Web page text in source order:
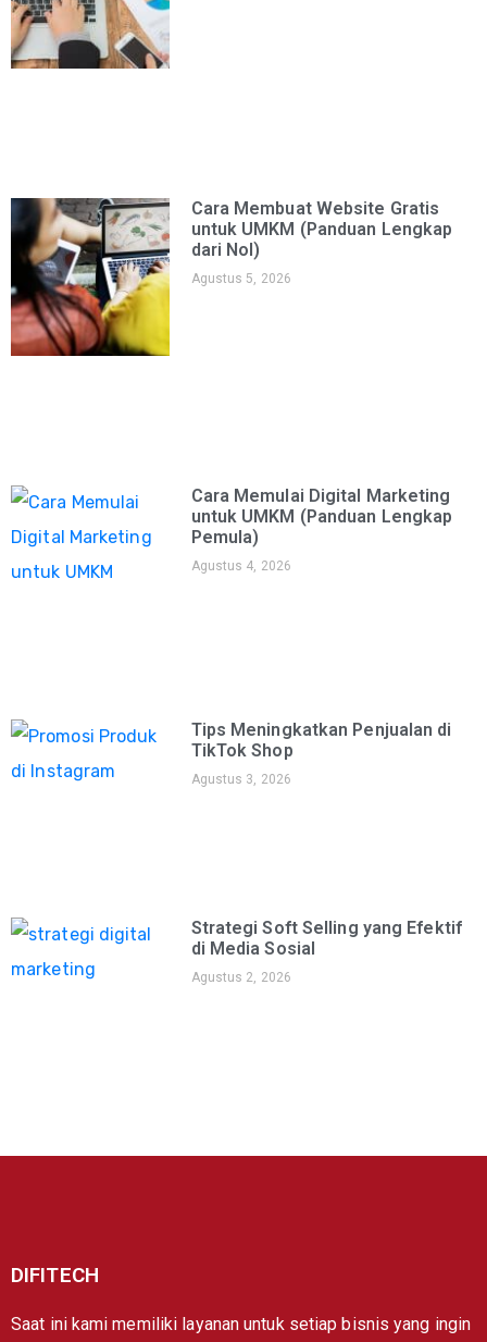
Cara Membuat Website Gratis
untuk UMKM (Panduan Lengkap
dari Nol)
Agustus 5, 2026
Cara Memulai Digital Marketing
untuk UMKM (Panduan Lengkap
Pemula)
Agustus 4, 2026
Tips Meningkatkan Penjualan di
TikTok Shop
Agustus 3, 2026
Strategi Soft Selling yang Efektif
di Media Sosial
Agustus 2, 2026
DIFITECH
Saat ini kami memiliki layanan untuk setiap bisnis yang ingin